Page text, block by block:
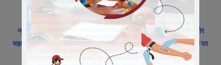
9t
न्यूज़ इंडिया 365 – खबरों का रतलामी फीवर के व्हाट्सएप ग्रुप में जुड़ने और
महत्वपूर्ण समाचारो के साथ अपने को अपडेट रखने के लिए, ऊपर दी गयी लिंक पर
क्लिक करे|